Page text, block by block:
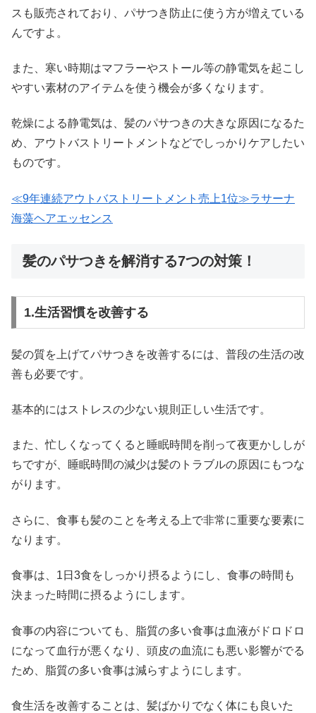
スも販売されており、パサつき防止に使う方が増えている
んですよ。
また、寒い時期はマフラーやストール等の静電気を起こし
やすい素材のアイテムを使う機会が多くなります。
乾燥による静電気は、髪のパサつきの大きな原因になるた
め、アウトバストリートメントなどでしっかりケアしたい
ものです。
≪9年連続アウトバストリートメント売上1位≫ラサーナ
海藻ヘアエッセンス
髪のパサつきを解消する7つの対策！
1.生活習慣を改善する
髪の質を上げてパサつきを改善するには、普段の生活の改
善も必要です。
基本的にはストレスの少ない規則正しい生活です。
また、忙しくなってくると睡眠時間を削って夜更かししが
ちですが、睡眠時間の減少は髪のトラブルの原因にもつな
がります。
さらに、食事も髪のことを考える上で非常に重要な要素に
なります。
食事は、1日3食をしっかり摂るようにし、食事の時間も
決まった時間に摂るようにします。
食事の内容についても、脂質の多い食事は血液がドロドロ
になって血行が悪くなり、頭皮の血流にも悪い影響がでる
ため、脂質の多い食事は減らすようにします。
食生活を改善することは、髪ばかりでなく体にも良いた